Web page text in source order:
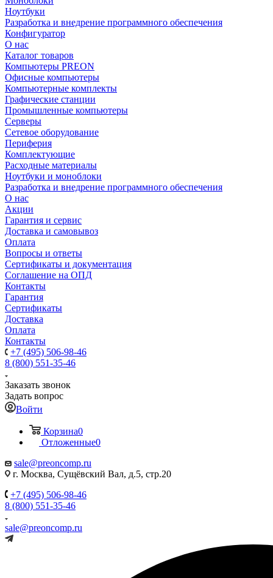
Ноутбуки
Разработка и внедрение программного обеспечения
Конфигуратор
О нас
Каталог товаров
Компьютеры PREON
Офисные компьютеры
Компьютерные комплекты
Графические станции
Промышленные компьютеры
Серверы
Сетевое оборудование
Периферия
Комплектующие
Расходные материалы
Ноутбуки и моноблоки
Разработка и внедрение программного обеспечения
О нас
Акции
Гарантия и сервис
Доставка и самовывоз
Оплата
Вопросы и ответы
Сертификаты и документация
Соглашение на ОПД
Контакты
Гарантия
Сертификаты
Доставка
Оплата
Контакты
+7 (495) 506-98-46
8 (800) 551-35-46
Заказать звонок
Задать вопрос
Войти
Корзина0
Отложенные0
sale@preoncomp.ru
г. Москва, Сущёвский Вал, д.5, стр.20
+7 (495) 506-98-46
8 (800) 551-35-46
sale@preoncomp.ru